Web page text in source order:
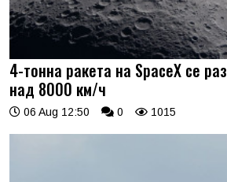
4-тонна ракета на SpaceX се
над 8000 км/ч
06 Aug 12:50 0 1015